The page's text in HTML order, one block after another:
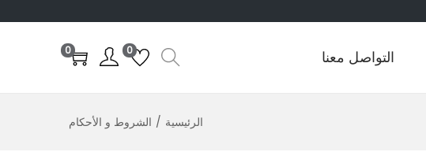
التواصل معنا 0
0
الرئيسية / الشروط و الأحكام